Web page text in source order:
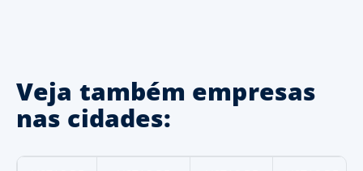
Veja também empresas
nas cidades: